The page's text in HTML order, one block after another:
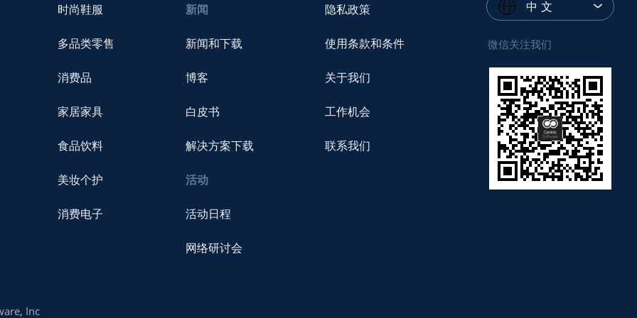
时尚鞋服
多品类零售
消费品
家居家具
食品饮料
美妆个护
消费电子
新闻
新闻和下载
博客
白皮书
解决方案下载
活动
活动日程
网络研讨会
隐私政策
使用条款和条件
关于我们
工作机会
联系我们
中 文
微信关注我们
Inc